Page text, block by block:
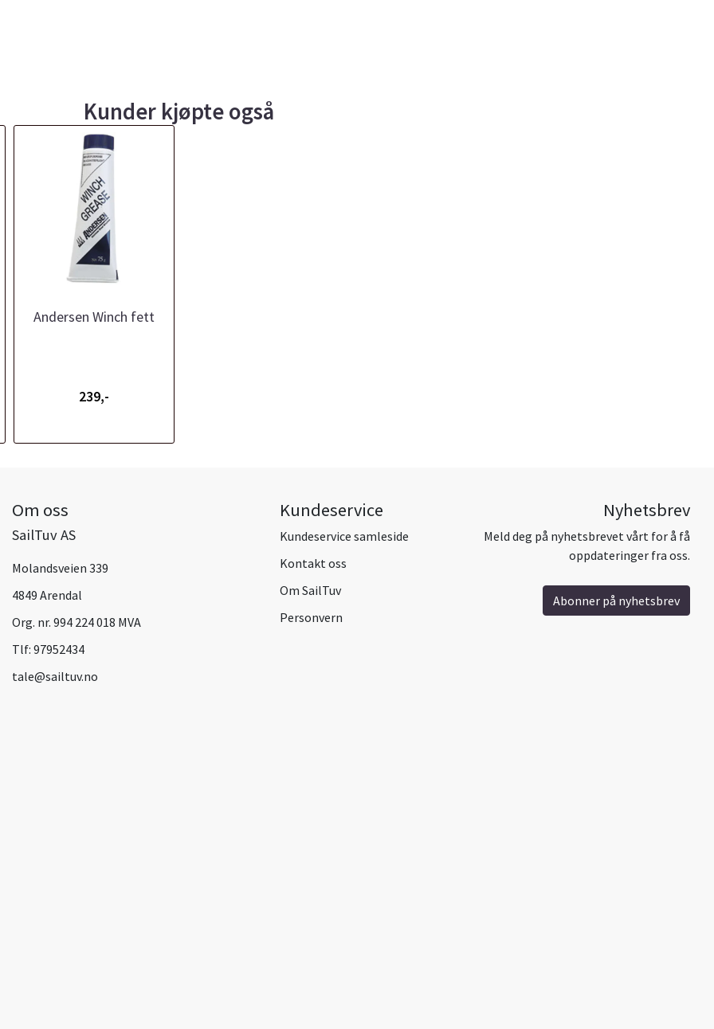
Kunder kjøpte også
Andersen Winch fett
239,-
Om oss
SailTuv AS
Molandsveien 339
4849 Arendal
Org. nr. 994 224 018 MVA
Tlf: 97952434
tale@sailtuv.no
Kundeservice
Kundeservice samleside
Kontakt oss
Om SailTuv
Personvern
Nyhetsbrev
Meld deg på nyhetsbrevet vårt for å få
oppdateringer fra oss.
Abonner på nyhetsbrev